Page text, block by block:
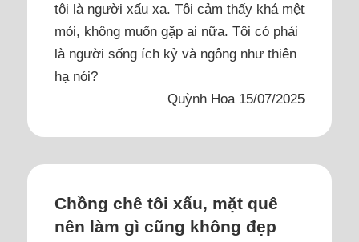
tôi là người xấu xa. Tôi cảm thấy khá mệt
mỏi, không muốn gặp ai nữa. Tôi có phải
là người sống ích kỷ và ngông như thiên
hạ nói?
Quỳnh Hoa 15/07/2025
Chồng chê tôi xấu, mặt quê
nên làm gì cũng không đẹp